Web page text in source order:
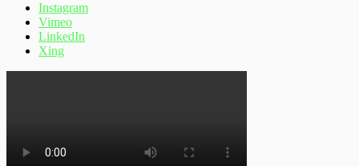
Instagram
Vimeo
LinkedIn
Xing